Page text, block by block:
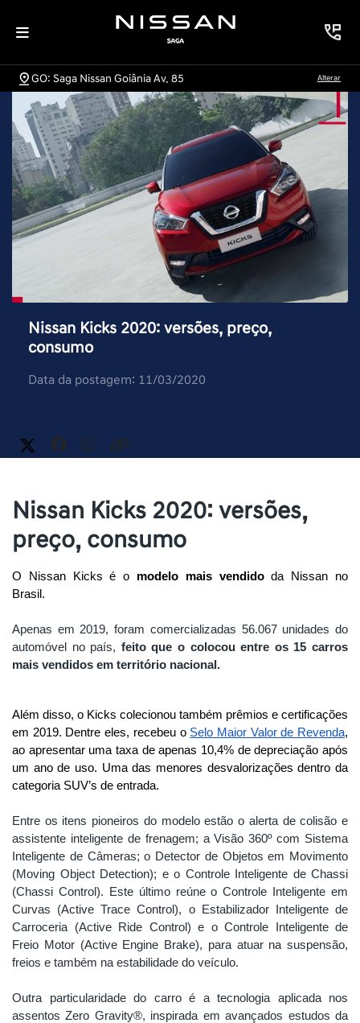
GO: Saga Nissan Goiânia Av. 85 Alterar
Nissan Kicks 2020: versões, preço,
consumo
Data da postagem: 11/03/2020
Nissan Kicks 2020: versões,
preço, consumo
O Nissan Kicks é o modelo mais vendido da Nissan no
Brasil.
Apenas em 2019, foram comercializadas 56.067 unidades do
automóvel no país, feito que o colocou entre os 15 carros
mais vendidos em território nacional.
Além disso, o Kicks colecionou também prêmios e certificações
em 2019. Dentre eles, recebeu o Selo Maior Valor de Revenda,
ao apresentar uma taxa de apenas 10,4% de depreciação após
um ano de uso. Uma das menores desvalorizações dentro da
categoria SUV’s de entrada.
Entre os itens pioneiros do modelo estão o alerta de colisão e
assistente inteligente de frenagem; a Visão 360º com Sistema
Inteligente de Câmeras; o Detector de Objetos em Movimento
(Moving Object Detection); e o Controle Inteligente de Chassi
(Chassi Control). Este último reúne o Controle Inteligente em
Curvas (Active Trace Control), o Estabilizador Inteligente de
Carroceria (Active Ride Control) e o Controle Inteligente de
Freio Motor (Active Engine Brake), para atuar na suspensão,
freios e também na estabilidade do veículo.
Outra particularidade do carro é a tecnologia aplicada nos
assentos Zero Gravity®, inspirada em avançados estudos da